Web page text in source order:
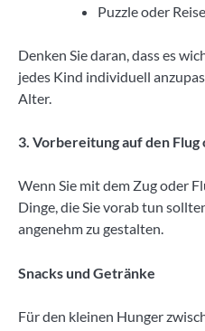
Puzzle oder
Denken Sie daran, dass es
jedes Kind individuell
Alter.
3. Vorbereitung auf den
Wenn Sie mit dem Zug oder
Dinge, die Sie vorab tun
angenehm zu gestalten.
Snacks und Getränke
Für den kleinen Hunger